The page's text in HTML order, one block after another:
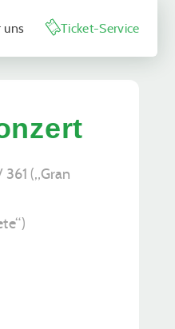
uns Ticket-Service
(„Gran